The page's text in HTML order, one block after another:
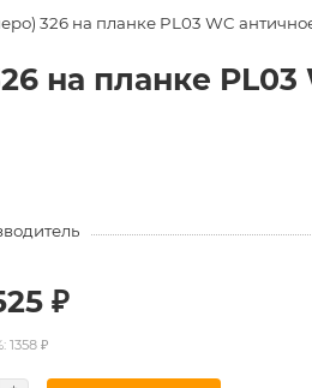
326 на планке PL03 WC
на планке PL03
₽
1358 ₽